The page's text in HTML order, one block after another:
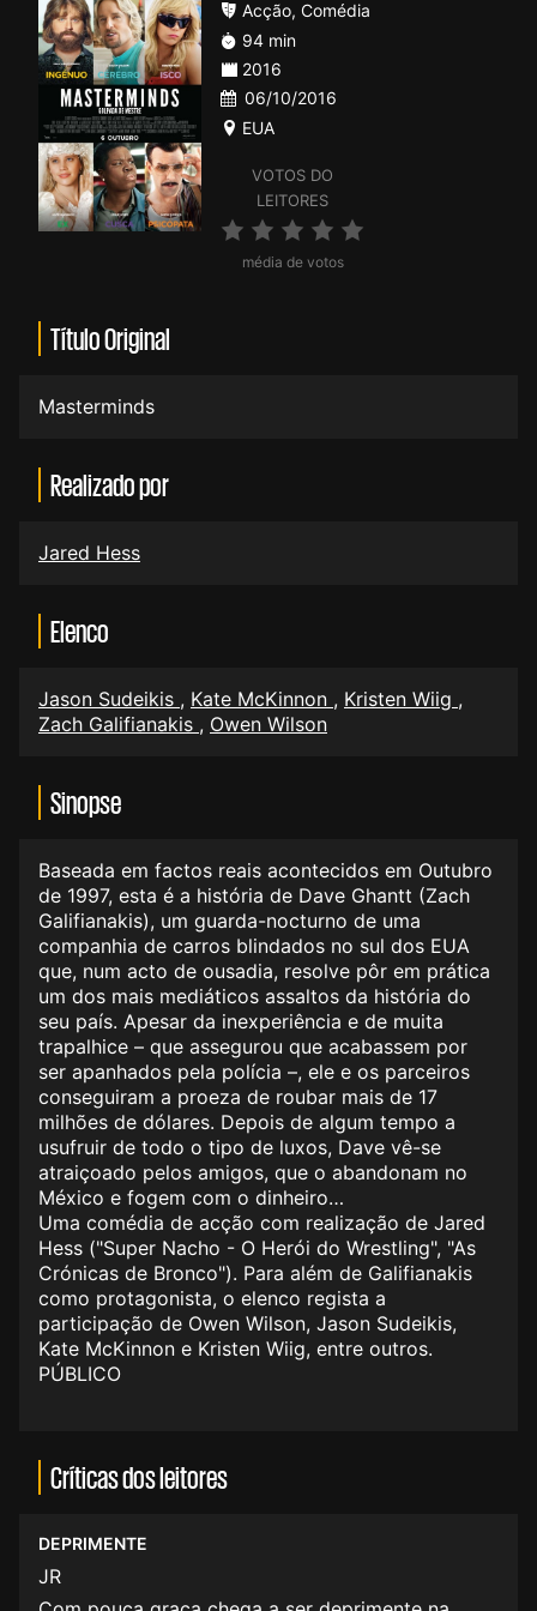
VOTOS DO
LEITORES
média de votos
Acção, Comédia
94 min
2016
06/10/2016
EUA
Título Original
Masterminds
Realizado por
Jared Hess
Elenco
Jason Sudeikis , Kate McKinnon , Kristen Wiig ,
Zach Galifianakis , Owen Wilson
Sinopse
Baseada em factos reais acontecidos em Outubro
de 1997, esta é a história de Dave Ghantt (Zach
Galifianakis), um guarda-nocturno de uma
companhia de carros blindados no sul dos EUA
que, num acto de ousadia, resolve pôr em prática
um dos mais mediáticos assaltos da história do
seu país. Apesar da inexperiência e de muita
trapalhice – que assegurou que acabassem por
ser apanhados pela polícia –, ele e os parceiros
conseguiram a proeza de roubar mais de 17
milhões de dólares. Depois de algum tempo a
usufruir de todo o tipo de luxos, Dave vê-se
atraiçoado pelos amigos, que o abandonam no
México e fogem com o dinheiro…
Uma comédia de acção com realização de Jared
Hess ("Super Nacho - O Herói do Wrestling", "As
Crónicas de Bronco"). Para além de Galifianakis
como protagonista, o elenco regista a
participação de Owen Wilson, Jason Sudeikis,
Kate McKinnon e Kristen Wiig, entre outros.
PÚBLICO
Críticas dos leitores
DEPRIMENTE
JR